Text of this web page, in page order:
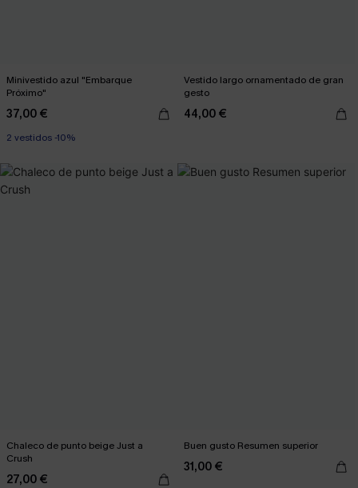
Minivestido azul "Embarque
Próximo"
37,00 €
2 vestidos -10%
Vestido largo ornamentado de gran
gesto
44,00 €
Chaleco de punto beige Just a
Crush
27,00 €
Buen gusto Resumen superior
31,00 €